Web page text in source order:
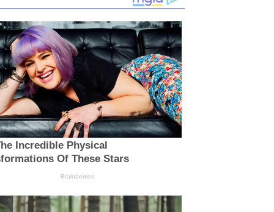
Incredible Physical
Of These Stars
Brainberries